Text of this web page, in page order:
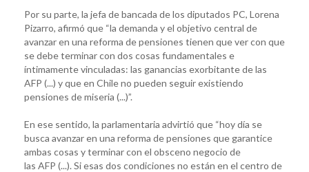
Por su parte, la jefa de bancada de los diputados PC, Lorena
Pizarro, afirmó que “la demanda y el objetivo central de
avanzar en una reforma de pensiones tienen que ver con que
se debe terminar con dos cosas fundamentales e
íntimamente vinculadas: las ganancias exorbitante de las
AFP (...) y que en Chile no pueden seguir existiendo
pensiones de miseria (...)”.
En ese sentido, la parlamentaria advirtió que “hoy día se
busca avanzar en una reforma de pensiones que garantice
ambas cosas y terminar con el obsceno negocio de
las AFP (...). Si esas dos condiciones no están en el centro de